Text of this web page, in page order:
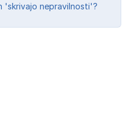
'skrivajo nepravilnosti'?